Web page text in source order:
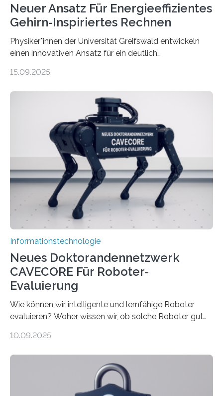
Neuer Ansatz Für Energieeffizientes
Gehirn-Inspiriertes Rechnen
Physiker*innen der Universität Greifswald entwickeln
einen innovativen Ansatz für ein deutlich
Lösungsweg ist inspiriert vom menschlichen Gehirn. Die
stellt die heutige Computertechnik vor
Herausforderungen. Herkömmliche Silizium-
Prozessoren stoßen an ihre Grenzen: Sie verbrauchen
viel Energie, die Speicher- und Verarbeitungseinheiten
sind voneinander getrennt und die Datenübertragung
bremst komplexe Anwendungen aus. Da KI-Modelle
immer größer werden und riesige Datenmengen
verarbeiten müssen, steigt der Bedarf an neuen
Rechenarchitekturen. Neben Quantencomputern
rücken dabei insbesondere…
15.09.2025
Informationstechnologie
Neues Doktorandennetzwerk
CAVECORE Für Roboter-
Evaluierung
Wie können wir intelligente und lernfähige Roboter
evaluieren? Woher wissen wir, ob solche Roboter gut
sich CAVECORE – ein neues Marie Skłodowska-Curie
koordiniert wird. Ab dem 1. September werden sich
über einen Zeitraum von vier Jahren insgesamt 15
Promovierende im Rahmen von CAVECORE mit
10.09.2025